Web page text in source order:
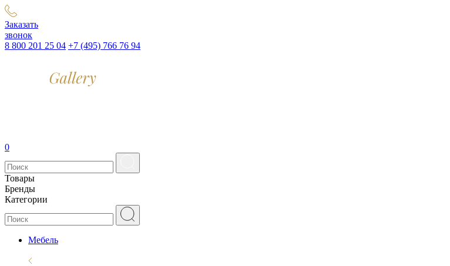
Заказать
звонок
8 800 201 25 04 +7 (495) 766 76 94
0
Товары
Бренды
Категории
Мебель